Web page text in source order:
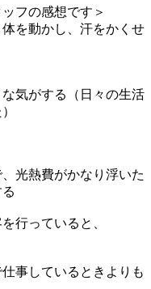
フの感想です＞
を動かし、汗をかくせ
気がする（日々の生活
光熱費がかなり浮いた
行っていると、
事しているときよりも